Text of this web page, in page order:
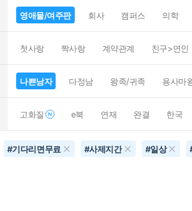
영애물/여주판 회사 캠퍼스 의학
첫사랑 짝사랑 계약관계 친구>연인
나쁜남자 다정남 왕족/귀족 용사마
고화질 e북 연재 완결 한국
#기다리면무료 #사제지간 #일상